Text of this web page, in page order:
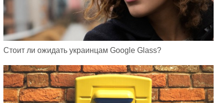
Стоит ли ожидать украинцам Google Glass?